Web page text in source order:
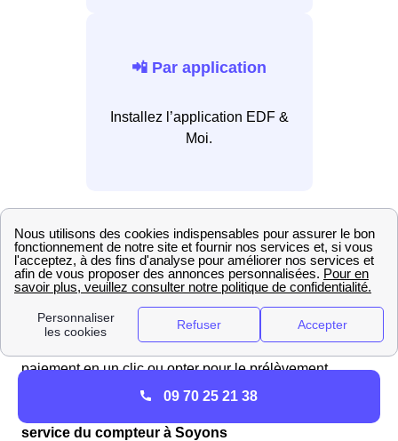
📲 Par application
Installez l’application EDF &
Moi.
service client EDF à toute heure, 24h/24 et 7j/7, en
composant le 3044 (service gratuit, coût d'un appel
local). Vous avez également la possibilité de vous
rendre sur votre espace client en ligne ou d'utiliser
l'application mobile EDF & Moi. De plus, vous pouvez
enregistrer vos coordonnées bancaires pour un
paiement en un clic ou opter pour le prélèvement
service du compteur à Soyons
09 70 25 21 38